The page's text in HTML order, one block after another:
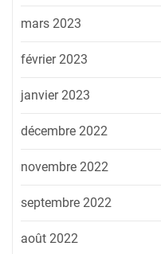
mars 2023
février 2023
janvier 2023
décembre 2022
novembre 2022
septembre 2022
août 2022